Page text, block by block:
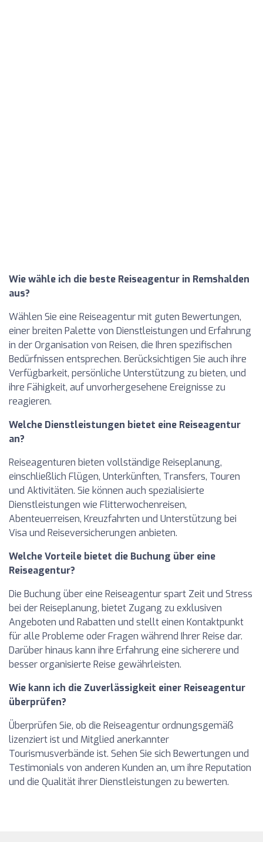
Wie wähle ich die beste Reiseagentur in Remshalden
aus?
Wählen Sie eine Reiseagentur mit guten Bewertungen,
einer breiten Palette von Dienstleistungen und Erfahrung
in der Organisation von Reisen, die Ihren spezifischen
Bedürfnissen entsprechen. Berücksichtigen Sie auch ihre
Verfügbarkeit, persönliche Unterstützung zu bieten, und
ihre Fähigkeit, auf unvorhergesehene Ereignisse zu
reagieren.
Welche Dienstleistungen bietet eine Reiseagentur
an?
Reiseagenturen bieten vollständige Reiseplanung,
einschließlich Flügen, Unterkünften, Transfers, Touren
und Aktivitäten. Sie können auch spezialisierte
Dienstleistungen wie Flitterwochenreisen,
Abenteuerreisen, Kreuzfahrten und Unterstützung bei
Visa und Reiseversicherungen anbieten.
Welche Vorteile bietet die Buchung über eine
Reiseagentur?
Die Buchung über eine Reiseagentur spart Zeit und Stress
bei der Reiseplanung, bietet Zugang zu exklusiven
Angeboten und Rabatten und stellt einen Kontaktpunkt
für alle Probleme oder Fragen während Ihrer Reise dar.
Darüber hinaus kann ihre Erfahrung eine sicherere und
besser organisierte Reise gewährleisten.
Wie kann ich die Zuverlässigkeit einer Reiseagentur
überprüfen?
Überprüfen Sie, ob die Reiseagentur ordnungsgemäß
lizenziert ist und Mitglied anerkannter
Tourismusverbände ist. Sehen Sie sich Bewertungen und
Testimonials von anderen Kunden an, um ihre Reputation
und die Qualität ihrer Dienstleistungen zu bewerten.